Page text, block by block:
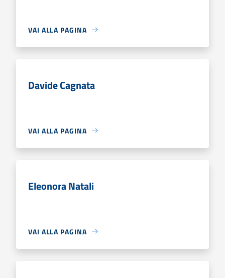
VAI ALLA PAGINA
Davide Cagnata
VAI ALLA PAGINA
Eleonora Natali
VAI ALLA PAGINA